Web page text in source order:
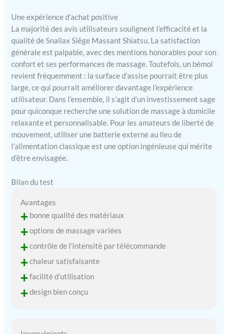
apporter une expérience
de massage plus
confortable et
personnalisée. Choix idéal
de cadeau - Le masseur de
siège Snailax est facile à
utiliser, vous pouvez fixer
ce siège de massage sur
une chaise de bureau ou
une chaise de salle à
manger, ou vous pouvez
placer ce masseur de siège
sur un fauteuil inclinable,
un sofa, un canapé pour
la fête des mères. Cadeau
idéal pour les hommes, les
personnes qui vous sont
Une expérience d’achat positive
La majorité des avis utilisateurs soulignent l’efficacité et la
qualité de Snailax Siège Massant Shiatsu. La satisfaction
générale est palpable, avec des mentions honorables pour son
confort et ses performances de massage. Toutefois, un bémol
revient fréquemment : la surface d’assise pourrait être plus
large, ce qui pourrait améliorer davantage l’expérience
utilisateur. Dans l’ensemble, il s’agit d’un investissement sage
pour quiconque recherche une solution de massage à domicile
relaxante et personnalisable. Pour les amateurs de liberté de
mouvement, utiliser une batterie externe au lieu de
l’alimentation classique est une option ingénieuse qui mérite
d’être envisagée.
Bilan du test
Avantages
+ bonne qualité des matériaux
+options de massage variées
+contrôle de l’intensité par télécommande
+chaleur satisfaisante
+facilité d’utilisation
+design bien conçu